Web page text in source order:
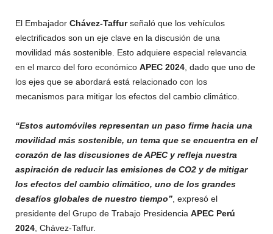
El Embajador Chávez-Taffurseñaló que los vehículos
electrificados son un eje clave en la discusión de una
movilidad más sostenible. Esto adquiere especial relevancia
en el marco del foro económico APEC 2024 , dado que uno de
los ejes que se abordará está relacionado con los
mecanismos para mitigar los efectos del cambio climático.
“Estos automóviles representan un paso firme hacia una
movilidad más sostenible, un tema que se encuentra en el
corazón de las discusiones de APEC y refleja nuestra
aspiración de reducir las emisiones de CO2 y de mitigar
los efectos del cambio climático, uno de los grandes
desafíos globales de nuestro tiempo” , expresó el
presidente del Grupo de Trabajo Presidencia APEC Perú
2024 , Chávez-Taffur.